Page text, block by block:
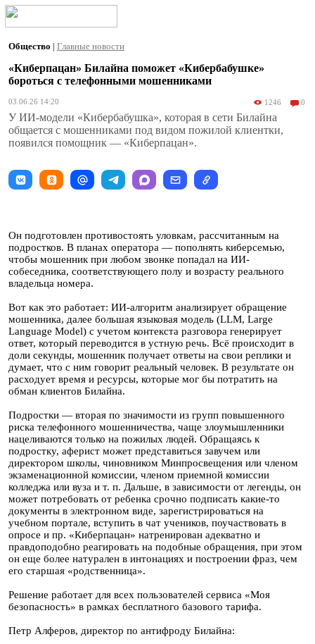
Общество | Главные новости
«Киберпацан» Билайна поможет «Кибербабушке»
бороться с телефонными мошенниками
03.06.26 14:20 1246 0
У ИИ-модели «Кибербабушка», которая в сети Билайна
общается с мошенниками под видом пожилой клиентки,
появился помощник — «Киберпацан».
Он подготовлен противостоять уловкам, рассчитанным на
подростков. В планах оператора — пополнять киберсемью,
чтобы мошенник при любом звонке попадал на ИИ-
собеседника, соответствующего полу и возрасту реального
владельца номера.
Вот как это работает: ИИ-алгоритм анализирует обращение
мошенника, далее большая языковая модель (LLM, Large
Language Model) с учетом контекста разговора генерирует
ответ, который переводится в устную речь. Всё происходит в
доли секунды, мошенник получает ответы на свои реплики и
думает, что с ним говорит реальный человек. В результате он
расходует время и ресурсы, которые мог бы потратить на
обман клиентов Билайна.
Подростки — вторая по значимости из групп повышенного
риска телефонного мошенничества, чаще злоумышленники
нацеливаются только на пожилых людей. Обращаясь к
подростку, аферист может представиться завучем или
директором школы, чиновником Минпросвещения или членом
экзаменационной комиссии, членом приемной комиссии
колледжа или вуза и т. п. Дальше, в зависимости от легенды, он
может потребовать от ребенка срочно подписать какие-то
документы в электронном виде, зарегистрироваться на
учебном портале, вступить в чат учеников, поучаствовать в
опросе и пр. «Киберпацан» натренирован адекватно и
правдоподобно реагировать на подобные обращения, при этом
он еще более натурален в интонациях и построении фраз, чем
его старшая «родственница».
Решение работает для всех пользователей сервиса «Моя
безопасность» в рамках бесплатного базового тарифа.
Петр Алферов, директор по антифроду Билайна: